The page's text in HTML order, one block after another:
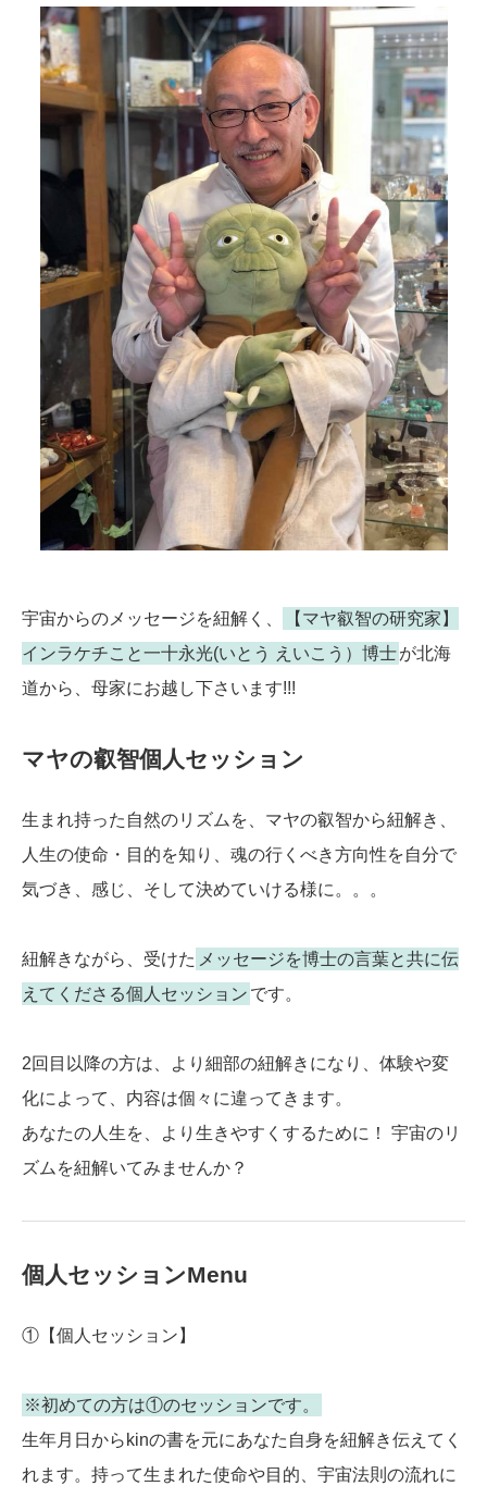
宇宙からのメッセージを紐解く、
【マヤ叡智の研究家】
インラケチこと一十永光(いとう えいこう）博士が北海
道から、母家にお越し下さいます!!!
マヤの叡智個人セッション
生まれ持った自然のリズムを、マヤの叡智から紐解き、
人生の使命・目的を知り、魂の行くべき方向性を自分で
気づき、感じ、そして決めていける様に。。。
紐解きながら、受けた メッセージを博士の言葉と共に伝
えてくださる個人セッション です。
2回目以降の方は、より細部の紐解きになり、体験や変
化によって、内容は個々に違ってきます。
あなたの人生を、より生きやすくするために！ 宇宙のリ
ズムを紐解いてみませんか？
個人セッションMenu
①【個人セッション】
※初めての方は①のセッションです。
生年月日からkinの書を元にあなた自身を紐解き伝えてく
れます。持って生まれた使命や目的、宇宙法則の流れに